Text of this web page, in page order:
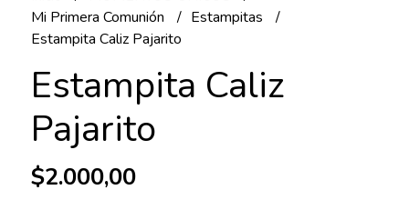
Mi Primera Comunión
Estampitas
Estampita Caliz Pajarito
Estampita Caliz
Pajarito
$2.000,00